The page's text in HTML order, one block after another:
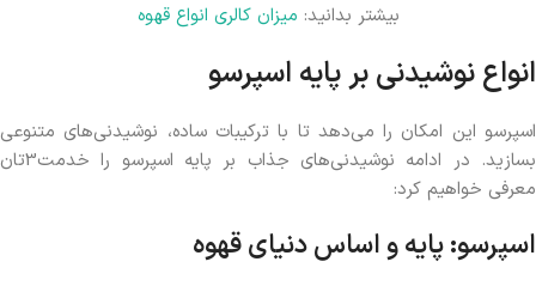
بیشتر بدانید: میزان کالری انواع قهوه
انواع نوشیدنی بر پایه اسپرسو
اسپرسو این امکان را می‌دهد تا با ترکیبات ساده، نوشیدنی‌های متنوعی
بسازید. در ادامه نوشیدنی‌های جذاب بر پایه اسپرسو را خدمت3تان
معرفی خواهیم کرد:
اسپرسو: پایه و اساس دنیای قهوه